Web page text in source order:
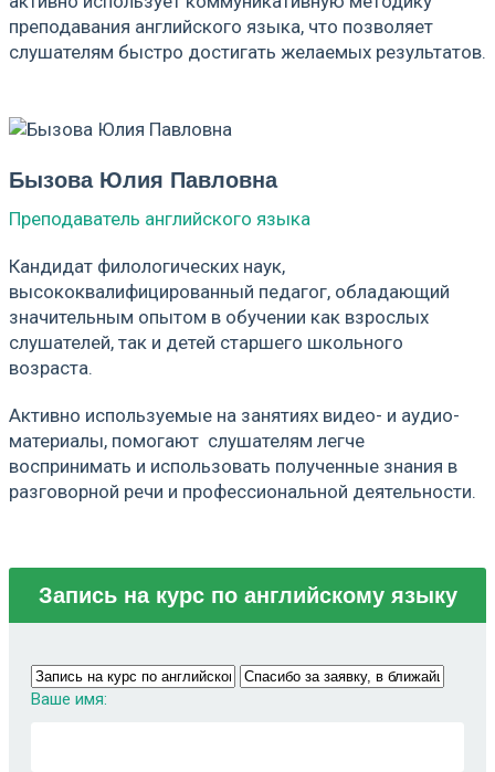
преподавания английского языка, что позволяет
слушателям быстро достигать желаемых результатов.
Бызова Юлия Павловна
Преподаватель английского языка
Кандидат филологических наук,
высококвалифицированный педагог, обладающий
значительным опытом в обучении как взрослых
слушателей, так и детей старшего школьного
возраста.
Активно используемые на занятиях видео- и аудио-
материалы, помогают слушателям легче
воспринимать и использовать полученные знания в
разговорной речи и профессиональной деятельности.
Запись на курс по английскому языку
Ваше имя: